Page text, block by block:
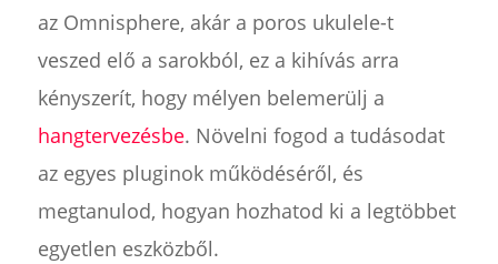
az Omnisphere, akár a poros ukulele-t
veszed elő a sarokból, ez a kihívás arra
kényszerít, hogy mélyen belemerülj a
hangtervezésbe. Növelni fogod a tudásodat
az egyes pluginok működéséről, és
megtanulod, hogyan hozhatod ki a legtöbbet
egyetlen eszközből.